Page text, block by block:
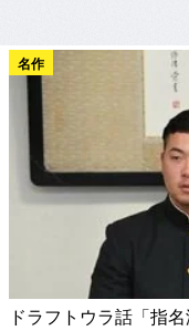
名作
ドラフトウラ話「指